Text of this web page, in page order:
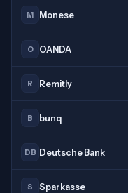
M Monese
O OANDA
R Remitly
B bunq
DB Deutsche Bank
S Sparkasse